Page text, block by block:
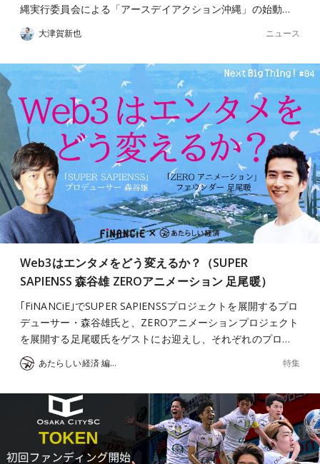
縄実行委員会による「アースデイアクション沖縄」の始動…
大津賀新也 ニュース
Web3はエンタメをどう変えるか？（SUPER
SAPIENSS 森谷雄 ZEROアニメーション 足尾暖）
｢FiNANCiE｣でSUPER SAPIENSSプロジェクトを展開するプロ
デューサー・森谷雄氏と、ZEROアニメーションプロジェクト
を展開する足尾暖氏をゲストにお迎えし、それぞれのプロ…
あたらしい経済 編集部 特集